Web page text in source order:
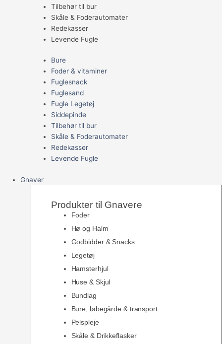
Tilbehør til bur
Skåle & Foderautomater
Redekasser
Levende Fugle
Bure
Foder & vitaminer
Fuglesnack
Fuglesand
Fugle Legetøj
Siddepinde
Tilbehør til bur
Skåle & Foderautomater
Redekasser
Levende Fugle
Gnaver
Produkter til Gnavere
Foder
Hø og Halm
Godbidder & Snacks
Legetøj
Hamsterhjul
Huse & Skjul
Bundlag
Bure, løbegårde & transport
Pelspleje
Skåle & Drikkeflasker